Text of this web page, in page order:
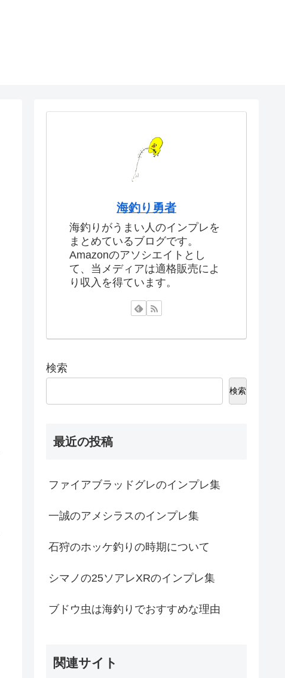
海釣り勇者
海釣りがうまい人のインプレを
まとめているブログです。
Amazonのアソシエイトとし
て、当メディアは適格販売によ
り収入を得ています。
検索
検索
最近の投稿
ファイアブラッドグレのインプレ集
一誠のアメシラスのインプレ集
石狩のホッケ釣りの時期について
シマノの25ソアレXRのインプレ集
ブドウ虫は海釣りでおすすめな理由
関連サイト